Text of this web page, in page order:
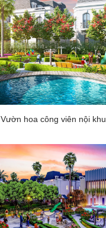
Vườn hoa công viên nội khu